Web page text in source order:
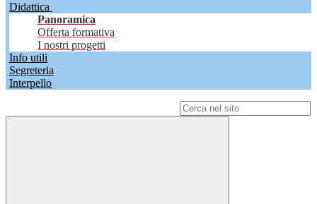
Didattica
Panoramica
Offerta formativa
I nostri progetti
Info utili
Segreteria
Interpello